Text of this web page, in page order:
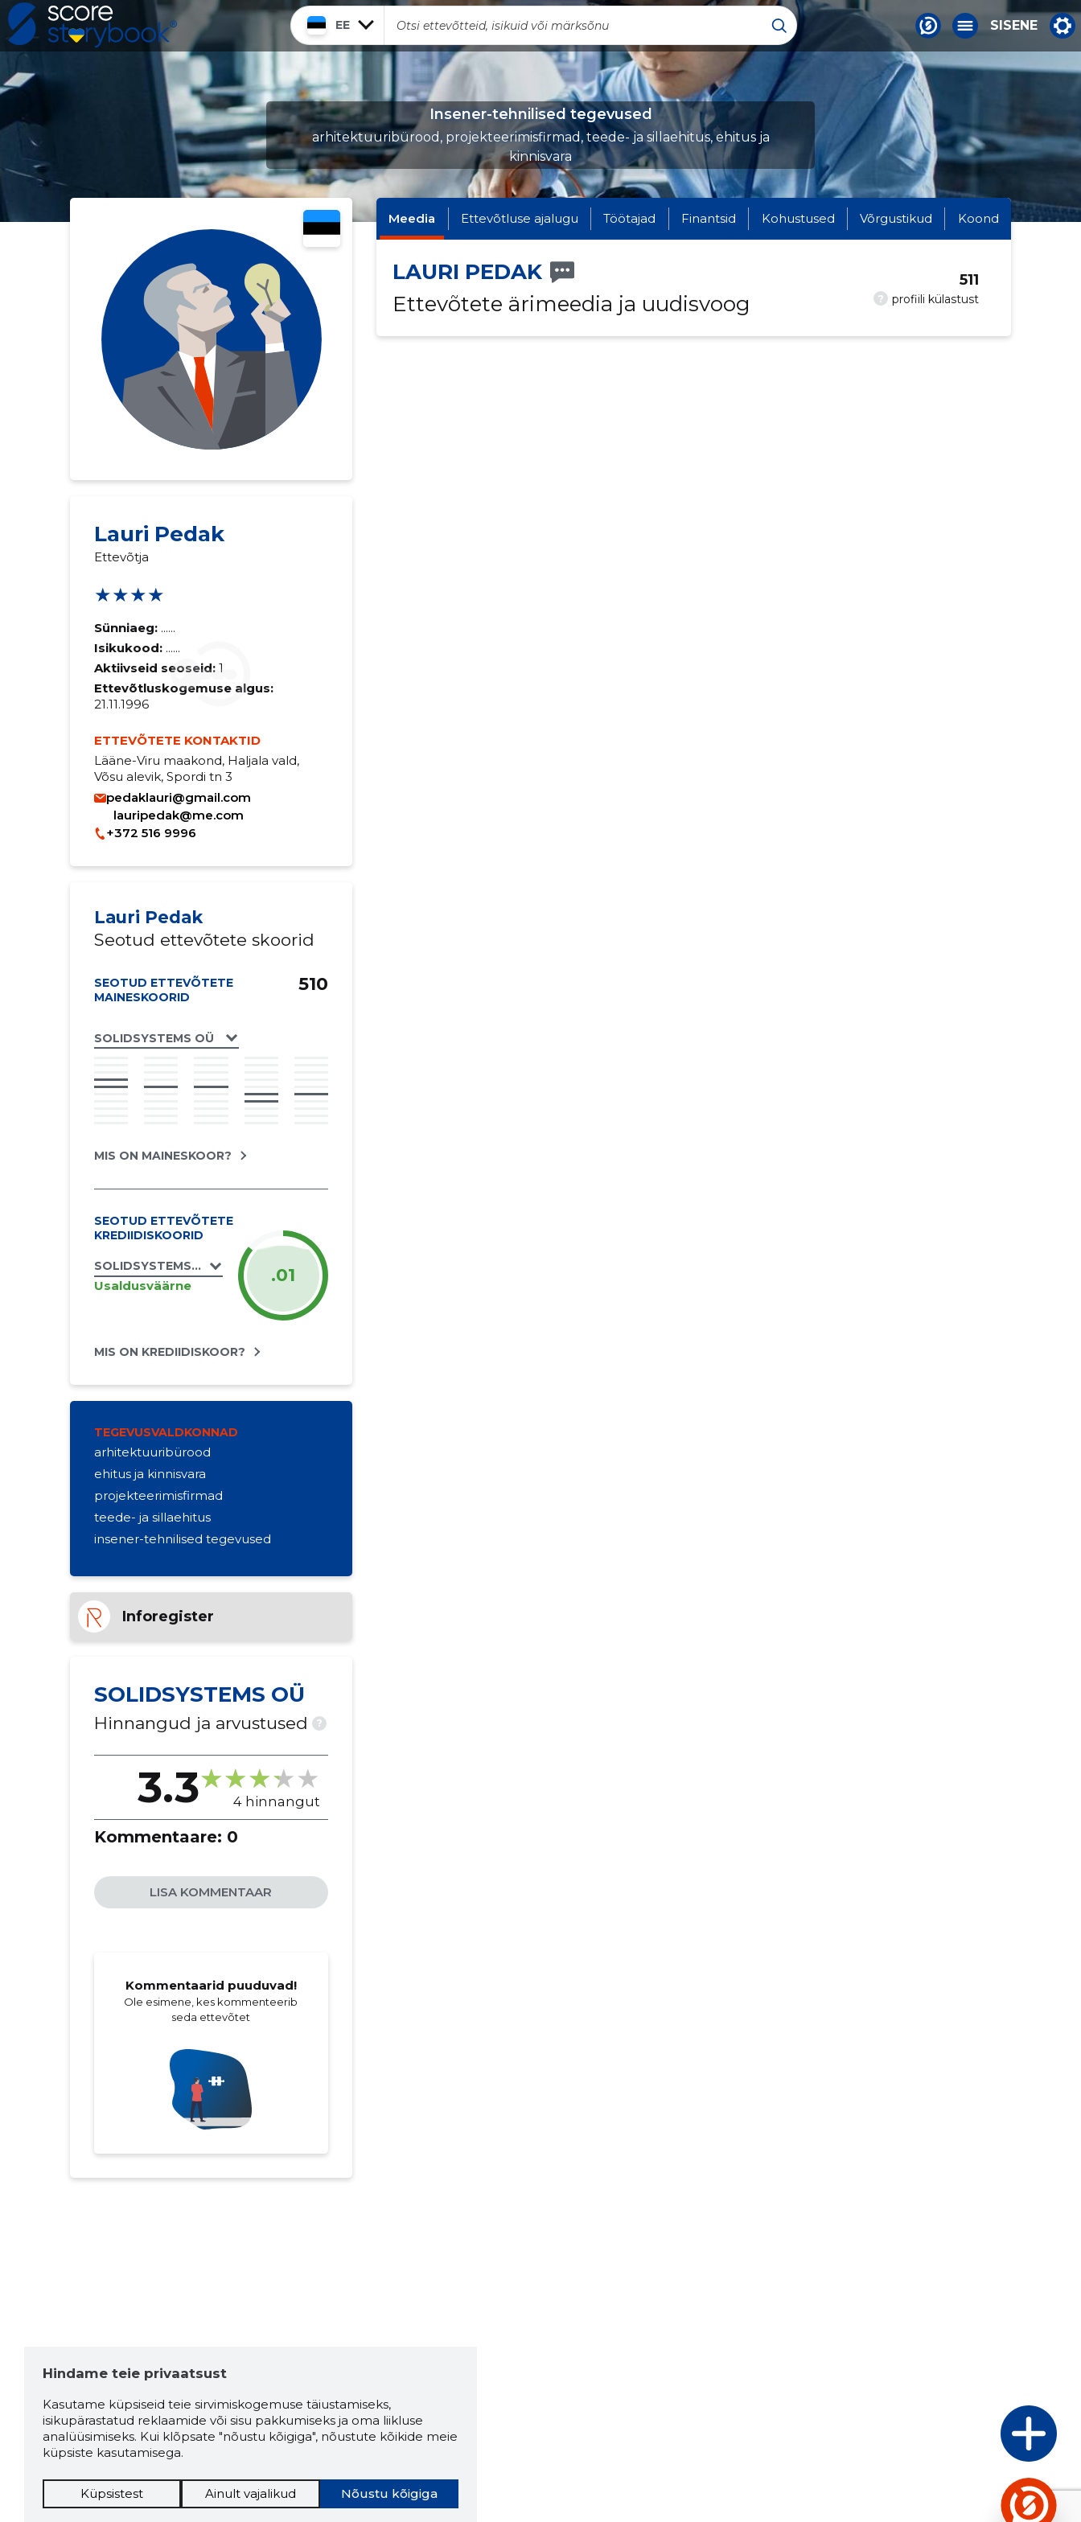
EE SISENE
Insener-tehnilised tegevused
arhitektuuribürood, projekteerimisfirmad, teede- ja sillaehitus, ehitus ja
kinnisvara
Lauri Pedak
Ettevõtja
★★★★
Sünniaeg: ......
Isikukood: ......
Aktiivseid seoseid: 1
Ettevõtluskogemuse algus:
21.11.1996
ETTEVÕTETE KONTAKTID
Lääne-Viru maakond, Haljala vald,
Võsu alevik, Spordi tn 3
pedaklauri@gmail.com
lauripedak@me.com
+372 516 9996
Lauri Pedak
Seotud ettevõtete skoorid
SEOTUD ETTEVÕTETE
MAINESKOORID
SOLIDSYSTEMS OÜ
510
MIS ON MAINESKOOR?
SEOTUD ETTEVÕTETE
KREDIIDISKOORID
SOLIDSYSTEMS OÜ
Usaldusväärne .01
MIS ON KREDIIDISKOOR?
TEGEVUSVALDKONNAD
arhitektuuribürood
ehitus ja kinnisvara
projekteerimisfirmad
teede- ja sillaehitus
insener-tehnilised tegevused
Inforegister
SOLIDSYSTEMS OÜ
Hinnangud ja arvustused ?
3.3 4 hinnangut
Kommentaare: 0
LISA KOMMENTAAR
Kommentaarid puuduvad!
Ole esimene, kes kommenteerib
seda ettevõtet
Meedia Ettevõtluse ajalugu Töötajad Finantsid Kohustused Võrgustikud Koond
LAURI PEDAK
Ettevõtete ärimeedia ja uudisvoog
? profiili külastust
511
Hindame teie privaatsust
Kasutame küpsiseid teie sirvimiskogemuse täiustamiseks,
isikupärastatud reklaamide või sisu pakkumiseks ja oma liikluse
analüüsimiseks. Kui klõpsate "nõustu kõigiga", nõustute kõikide meie
küpsiste kasutamisega.
Nõustu kõigiga
Küpsistest Ainult vajalikud